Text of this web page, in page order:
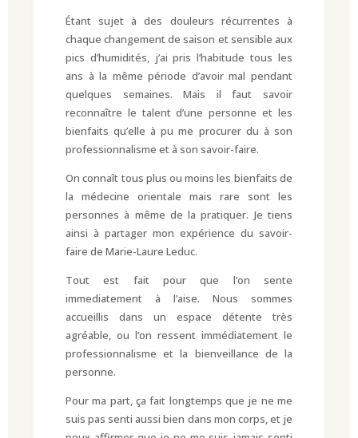
Étant sujet à des douleurs récurrentes à
chaque changement de saison et sensible aux
pics d’humidités, j’ai pris l’habitude tous les
ans à la même période d’avoir mal pendant
quelques semaines. Mais il faut savoir
reconnaître le talent d’une personne et les
bienfaits qu’elle à pu me procurer du à son
professionnalisme et à son savoir-faire.
On connaît tous plus ou moins les bienfaits de
la médecine orientale mais rare sont les
personnes à même de la pratiquer. Je tiens
ainsi à partager mon expérience du savoir-
faire de Marie-Laure Leduc.
Tout est fait pour que l’on sente
immediatement à l’aise. Nous sommes
accueillis dans un espace détente très
agréable, ou l’on ressent immédiatement le
professionnalisme et la bienveillance de la
personne.
Pour ma part, ça fait longtemps que je ne me
suis pas senti aussi bien dans mon corps, et je